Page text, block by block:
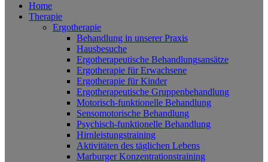
Home
Therapie
Ergotherapie
Behandlung in unserer Praxis
Hausbesuche
Ergotherapeutische Behandlungsansätze
Ergotherapie für Erwachsene
Ergotherapie für Kinder
Ergotherapeutische Gruppenbehandlung
Motorisch-funktionelle Behandlung
Sensomotorische Behandlung
Psychisch-funktionelle Behandlung
Hirnleistungstraining
Aktivitäten des täglichen Lebens
Marburger Konzentrationstraining